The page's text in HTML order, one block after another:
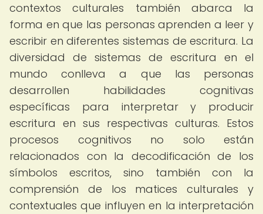
contextos culturales también abarca la
forma en que las personas aprenden a leer y
escribir en diferentes sistemas de escritura. La
diversidad de sistemas de escritura en el
mundo conlleva a que las personas
desarrollen habilidades cognitivas
específicas para interpretar y producir
escritura en sus respectivas culturas. Estos
procesos cognitivos no solo están
relacionados con la decodificación de los
símbolos escritos, sino también con la
comprensión de los matices culturales y
contextuales que influyen en la interpretación